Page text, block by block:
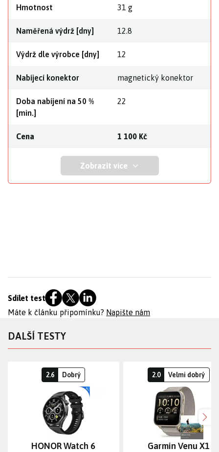
Hmotnost 31 g
Naměřená výdrž [dny] 12.8
Výdrž dle výrobce [dny] 12
Nabíjecí konektor magnetický konektor
Doba nabíjení na 50 %
[min.]
22
Cena 1 100 Kč
Zobrazit více
Sdílet test
Máte k článku připomínku? Napište nám
DALŠÍ TESTY
2.6 Dobrý
HONOR Watch 6
2.0 Velmi dobrý
Garmin Venu X1